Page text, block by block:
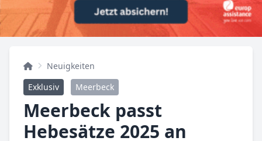
Neuigkeiten
Exklusiv
Meerbeck
Meerbeck passt
Hebesätze 2025 an